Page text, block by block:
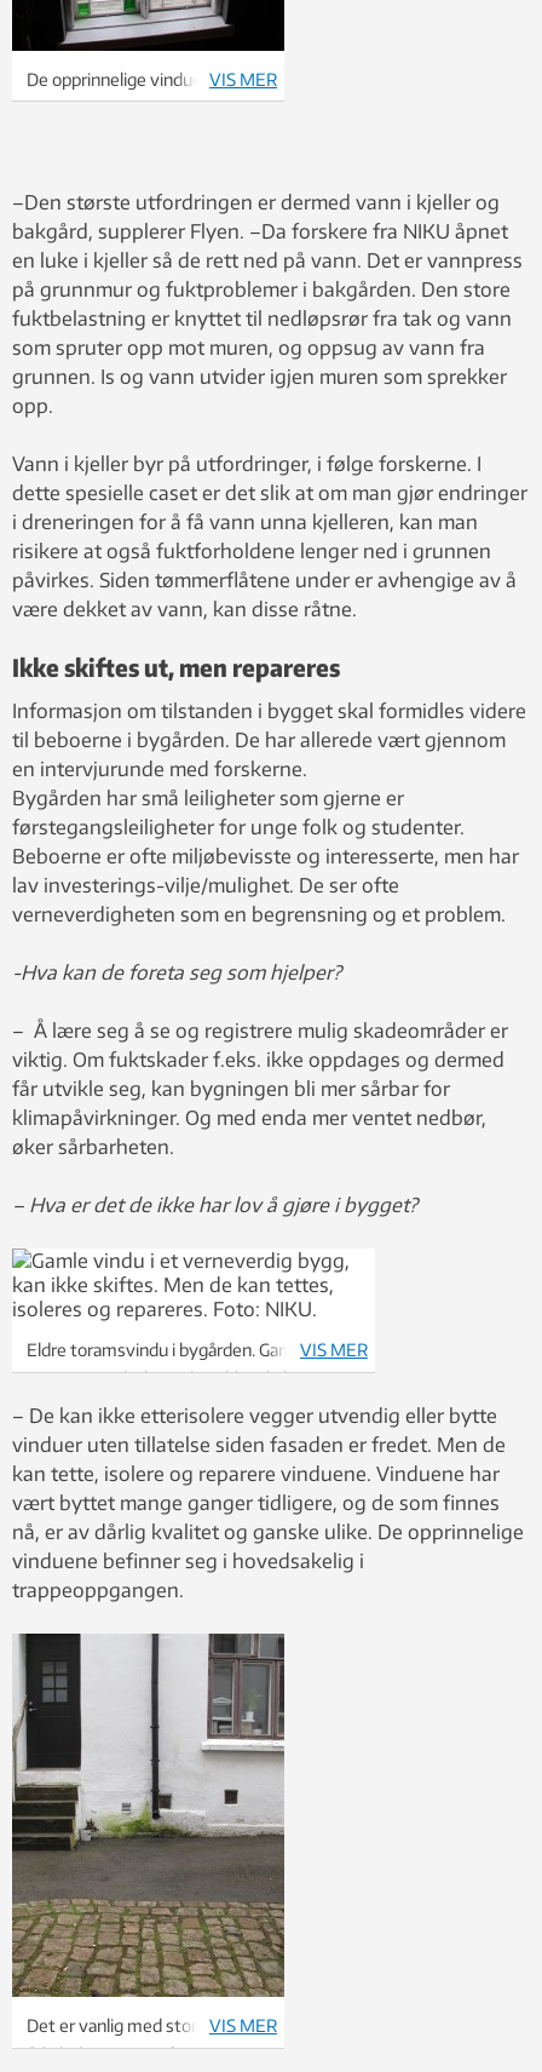
De opprinnelige vinduene er å
finne i trappeoppgangen i
VIS MER
–Den største utfordringen er dermed vann i kjeller og
bakgård, supplerer Flyen. –Da forskere fra NIKU åpnet
en luke i kjeller så de rett ned på vann. Det er vannpress
på grunnmur og fuktproblemer i bakgården. Den store
fuktbelastning er knyttet til nedløpsrør fra tak og vann
som spruter opp mot muren, og oppsug av vann fra
grunnen. Is og vann utvider igjen muren som sprekker
opp.
Vann i kjeller byr på utfordringer, i følge forskerne. I
dette spesielle caset er det slik at om man gjør endringer
i dreneringen for å få vann unna kjelleren, kan man
risikere at også fuktforholdene lenger ned i grunnen
påvirkes. Siden tømmerflåtene under er avhengige av å
være dekket av vann, kan disse råtne.
Ikke skiftes ut, men repareres
Informasjon om tilstanden i bygget skal formidles videre
til beboerne i bygården. De har allerede vært gjennom
en intervjurunde med forskerne.
Bygården har små leiligheter som gjerne er
førstegangsleiligheter for unge folk og studenter.
Beboerne er ofte miljøbevisste og interesserte, men har
lav investerings-vilje/mulighet. De ser ofte
verneverdigheten som en begrensning og et problem.
-Hva kan de foreta seg som hjelper?
– Å lære seg å se og registrere mulig skadeområder er
viktig. Om fuktskader f.eks. ikke oppdages og dermed
får utvikle seg, kan bygningen bli mer sårbar for
klimapåvirkninger. Og med enda mer ventet nedbør,
øker sårbarheten.
– Hva er det de ikke har lov å gjøre i bygget?
Eldre toramsvindu i bygården. Gamle vindu i
et verneverdig bygg, kan ikke skiftes. Men
de kan tettes, isoleres og repareres. Foto:
NIKU.
VIS MER
– De kan ikke etterisolere vegger utvendig eller bytte
vinduer uten tillatelse siden fasaden er fredet. Men de
kan tette, isolere og reparere vinduene. Vinduene har
vært byttet mange ganger tidligere, og de som finnes
nå, er av dårlig kvalitet og ganske ulike. De opprinnelige
vinduene befinner seg i hovedsakelig i
trappeoppgangen.
Det er vanlig med store
fuktbelastninger på grunn av
VIS MER